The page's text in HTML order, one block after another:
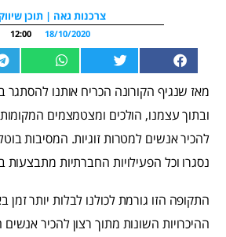
צרכנות גאה | תוכן
18/10/2020
12:00
מאז שנגיף הקורונה הכריח אותנו להסתגר
ובתוך עצמנו, הולכים ומצטמצמים
להכיר אנשים למטרות זוגיות. המסיבות
נסגרו וכל הפעילויות החברתיות מתבצעות
התקופה הזו גורמת לכולנו לבלות יותר זמן
ההיכרויות השונות מתוך רצון להכיר